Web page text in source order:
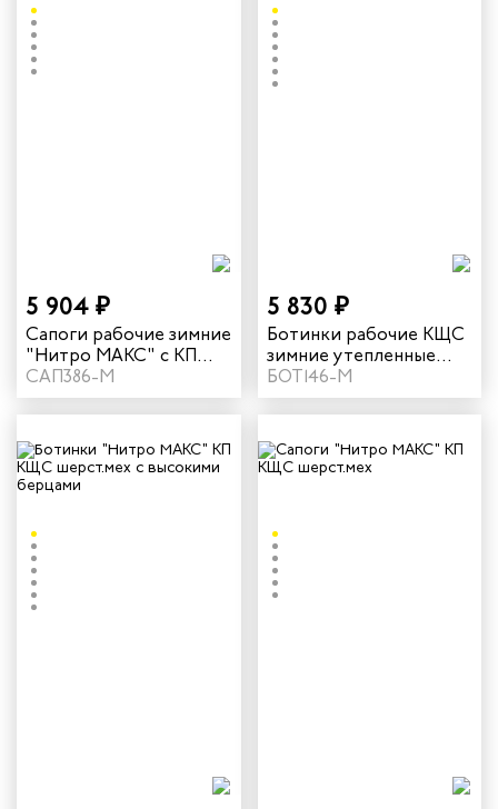
5 904 ₽
Сапоги рабочие зимние
"Нитро МАКС" с КП
КЩС для литейщика
цвет черный
САП386-М
5 830 ₽
Ботинки рабочие КЩС
зимние утепленные
"Нитро МАКС" с КП для
сварщика цвет черный
БОТ146-М